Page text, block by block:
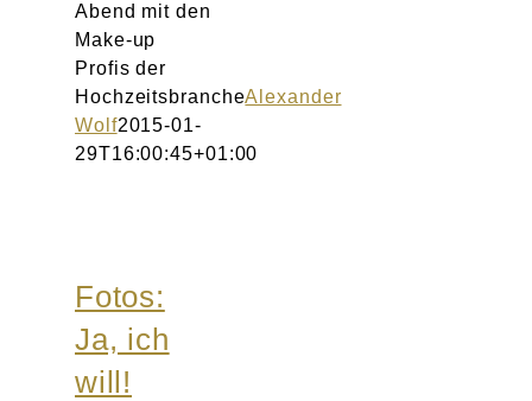
Abend mit den
Make-up
Profis der
HochzeitsbrancheAlexander
Wolf2015-01-
29T16:00:45+01:00
Fotos:
Ja, ich
will!